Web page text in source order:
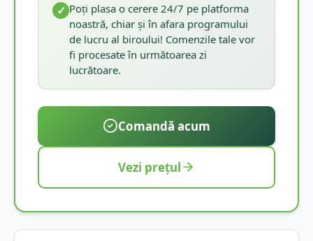
✓ Poți plasa o cerere 24/7 pe platforma
noastră, chiar și în afara programului
de lucru al biroului! Comenzile tale vor
fi procesate în următoarea zi
lucrătoare.
Comandă acum
Vezi prețul